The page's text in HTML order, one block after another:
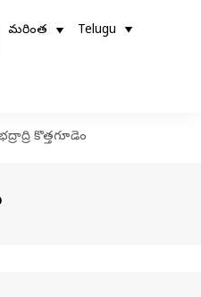
మరింత Telugu
భద్రాద్రి కొత్తగూడెం